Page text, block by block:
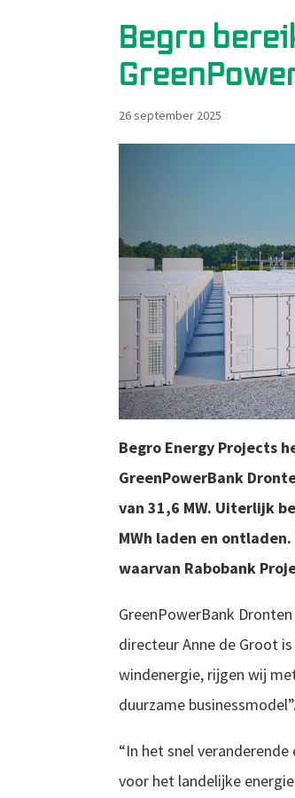
Begro
26 september 2025
Begro Energy Projects
GreenPowerBank
van 31,6 MW. Uiterlijk
MWh laden en
waarvan Rabobank
GreenPowerBank
directeur Anne de Groot
windenergie, rijgen wij
duurzame businessmodel”.
“In het snel
voor het landelijke